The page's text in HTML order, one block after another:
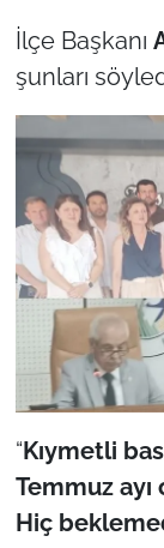
İlçe Başkanı
şunları
“Kıymetli
Temmuz ayı
Hiç
Flaş
Dış
Magazin
İş
Bilim
English
Canlı Maç
Finans
Genel-A